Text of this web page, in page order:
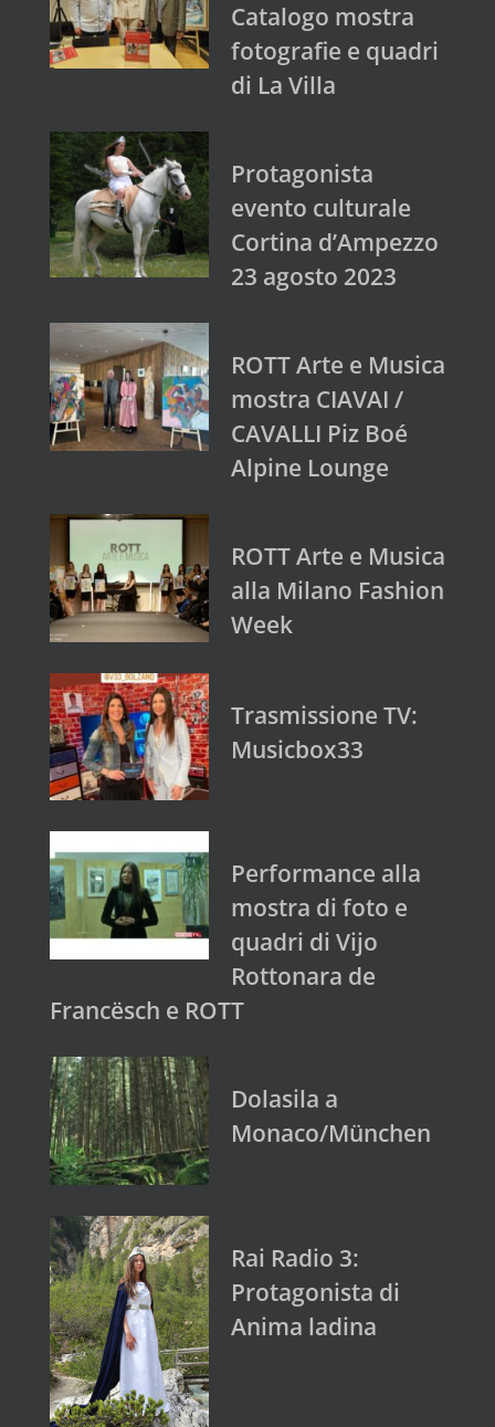
Catalogo mostra
fotografie e quadri
di La Villa
Protagonista
evento culturale
Cortina d’Ampezzo
23 agosto 2023
ROTT Arte e Musica
mostra CIAVAI /
CAVALLI Piz Boé
Alpine Lounge
ROTT Arte e Musica
alla Milano Fashion
Week
Trasmissione TV:
Musicbox33
Performance alla
mostra di foto e
quadri di Vijo
Rottonara de
Francësch e ROTT
Dolasila a
Monaco/München
Rai Radio 3:
Protagonista di
Anima ladina